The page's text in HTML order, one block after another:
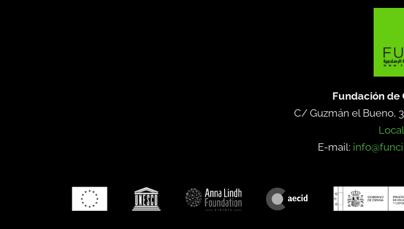
Fundación
C/ Guzmán el Bueno,
E-mail: